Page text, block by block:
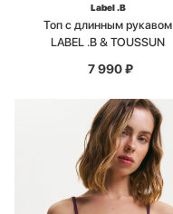
Label .B
Топ с длинным рукавом
LABEL .B & TOUSSUN
7 990₽